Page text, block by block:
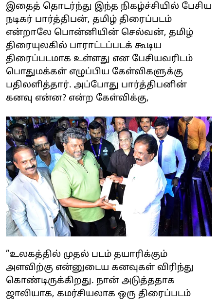
இதைத் தொடர்ந்து இந்த நிகழ்ச்சியில் பேசிய
நடிகர் பார்த்திபன், தமிழ் திரைப்படம்
என்றாலே பொன்னியின் செல்வன், தமிழ்
திரையுலகில் பாராட்டப்படக் கூடிய
திரைப்படமாக உள்ளது என பேசியவரிடம்
பொதுமக்கள் எழுப்பிய கேள்விகளுக்கு
பதிலளித்தார். அப்போது பார்த்திபனின்
கனவு என்ன? என்ற கேள்விக்கு,
”உலகத்தில் முதல் படம் தயாரிக்கும்
அளவிற்கு என்னுடைய கனவுகள் விரிந்து
கொண்டிருக்கிறது. நான் அடுத்ததாக
ஜாலியாக, கமர்சியலாக ஒரு திரைப்படம்